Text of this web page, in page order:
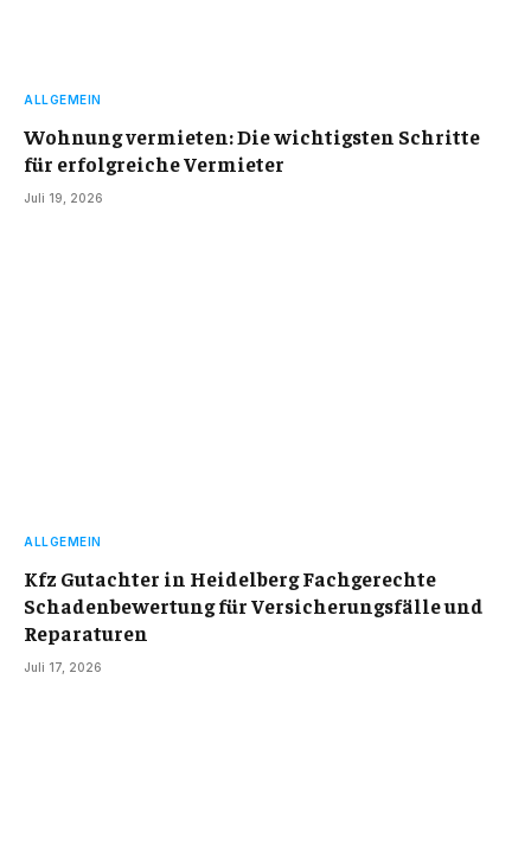
ALLGEMEIN
Wohnung vermieten: Die wichtigsten Schritte
für erfolgreiche Vermieter
Juli 19, 2026
ALLGEMEIN
Kfz Gutachter in Heidelberg Fachgerechte
Schadenbewertung für Versicherungsfälle und
Reparaturen
Juli 17, 2026